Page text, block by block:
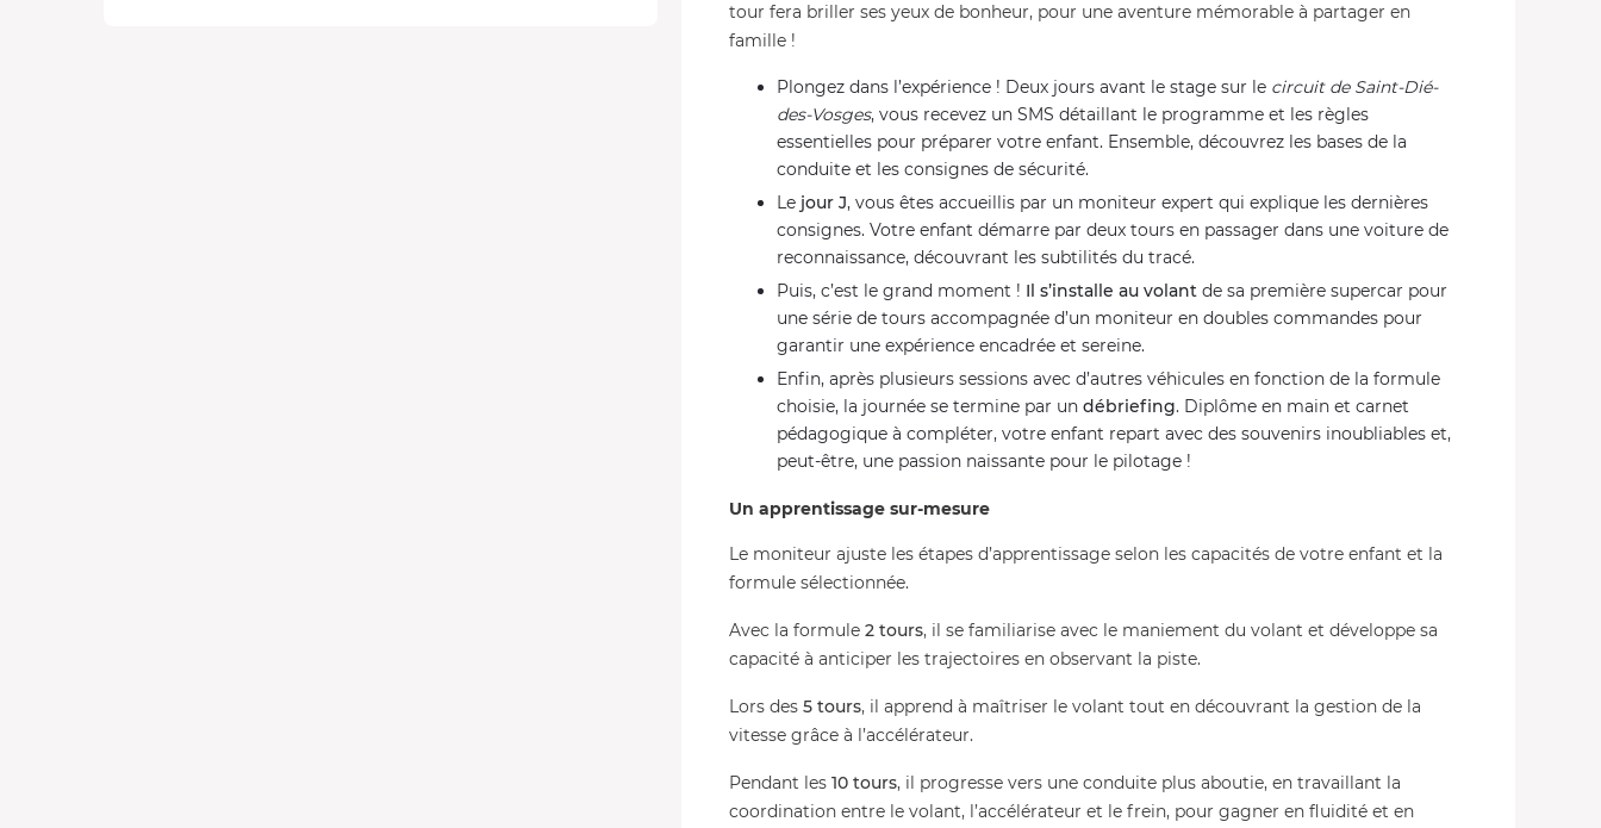
tour fera briller ses yeux de bonheur, pour une aventure mémorable à partager en
famille !
Plongez dans l’expérience ! Deux jours avant le stage sur le circuit de Saint-Dié-
des-Vosges, vous recevez un SMS détaillant le programme et les règles
essentielles pour préparer votre enfant. Ensemble, découvrez les bases de la
conduite et les consignes de sécurité.
Le jour J, vous êtes accueillis par un moniteur expert qui explique les dernières
consignes. Votre enfant démarre par deux tours en passager dans une voiture de
reconnaissance, découvrant les subtilités du tracé.
Puis, c’est le grand moment ! Il s’installe au volant de sa première supercar pour
une série de tours accompagnée d’un moniteur en doubles commandes pour
garantir une expérience encadrée et sereine.
Enfin, après plusieurs sessions avec d’autres véhicules en fonction de la formule
choisie, la journée se termine par un débriefing. Diplôme en main et carnet
pédagogique à compléter, votre enfant repart avec des souvenirs inoubliables et,
peut-être, une passion naissante pour le pilotage !
Un apprentissage sur-mesure
Le moniteur ajuste les étapes d’apprentissage selon les capacités de votre enfant et la
formule sélectionnée.
Avec la formule 2 tours, il se familiarise avec le maniement du volant et développe sa
capacité à anticiper les trajectoires en observant la piste.
Lors des 5 tours, il apprend à maîtriser le volant tout en découvrant la gestion de la
vitesse grâce à l’accélérateur.
Pendant les 10 tours, il progresse vers une conduite plus aboutie, en travaillant la
coordination entre le volant, l’accélérateur et le frein, pour gagner en fluidité et en